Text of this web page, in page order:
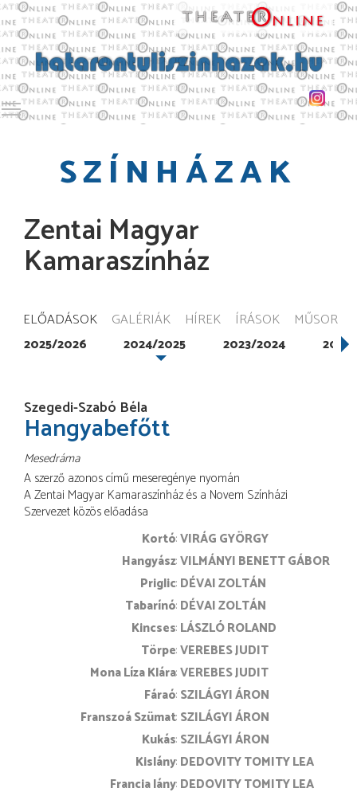
Toggle main menu visibility
SZÍNHÁZAK
Zentai Magyar
Kamaraszínház
ELŐADÁSOK GALÉRIÁK HÍREK ÍRÁSOK MŰSOR
2025/2026 2024/2025 2023/2024
Szegedi-Szabó Béla
Hangyabefőtt
Mesedráma
A szerző azonos című meseregénye nyomán
A Zentai Magyar Kamaraszínház és a Novem Színházi
Szervezet közös előadása
Kortó VIRÁG GYÖRGY
Hangyász VILMÁNYI BENETT GÁBOR
Priglic DÉVAI ZOLTÁN
Tabarínó DÉVAI ZOLTÁN
Kincses LÁSZLÓ ROLAND
Törpe VEREBES JUDIT
Mona Líza Klára VEREBES JUDIT
Fáraó SZILÁGYI ÁRON
Franszoá Szümat SZILÁGYI ÁRON
Kukás SZILÁGYI ÁRON
Kislány DEDOVITY TOMITY LEA
Francia lány DEDOVITY TOMITY LEA